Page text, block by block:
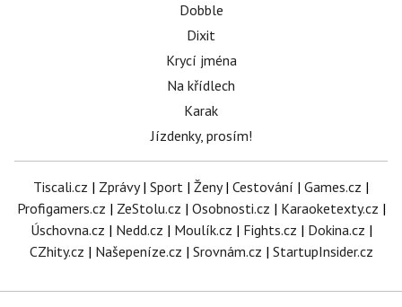
Dobble
Dixit
Krycí jména
Na křídlech
Karak
Jízdenky, prosím!
Tiscali.cz | Zprávy| Sport | Ženy| Cestování | Games.cz |
Profigamers.cz | ZeStolu.cz | Osobnosti.cz | Karaoketexty.cz |
Úschovna.cz | Nedd.cz | Moulík.cz | Fights.cz | Dokina.cz |
CZhity.cz | Našepeníze.cz | Srovnám.cz | StartupInsider.cz